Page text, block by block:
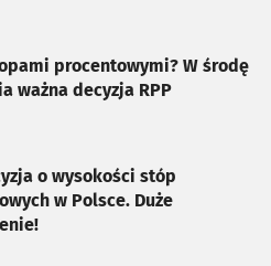
procentowymi? W środę
ważna decyzja RPP
o wysokości stóp
w Polsce. Duże